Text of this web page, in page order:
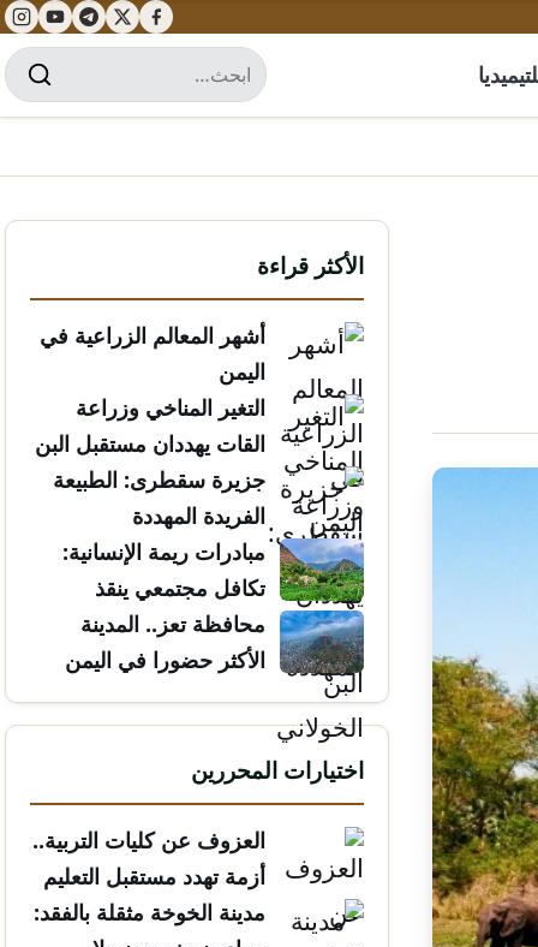
الأكثر قراءة
أشهر المعالم الزراعية في
اليمن
التغير المناخي وزراعة
القات يهددان مستقبل البن
الخولاني
جزيرة سقطرى: الطبيعة
الفريدة المهددة
مبادرات ريمة الإنسانية:
تكافل مجتمعي ينقذ
الأرواح
محافظة تعز.. المدينة
الأكثر حضورا في اليمن
اختيارات المحررين
العزوف عن كليات التربية..
أزمة تهدد مستقبل التعليم
مدينة الخوخة مثقلة بالفقد: